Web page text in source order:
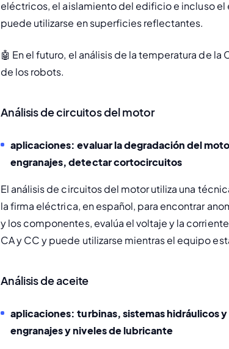
eléctricos, el aislamiento del edificio e incluso el
puede utilizarse en superficies reflectantes.
🤖 En el futuro, el análisis de la temperatura de
de los robots.
Análisis de circuitos del motor
aplicaciones: evaluar la degradación del
engranajes, detectar cortocircuitos
El análisis de circuitos del motor utiliza una
la firma eléctrica, en español, para encontrar
y los componentes, evalúa el voltaje y la
CA y CC y puede utilizarse mientras el equipo
Análisis de aceite
aplicaciones: turbinas, sistemas hidráulicos
engranajes y niveles de lubricante